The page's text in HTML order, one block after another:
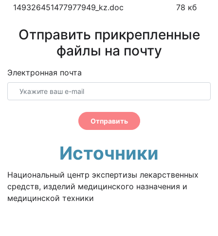
149326451477977949_kz.doc 78 кб
Отправить прикрепленные
файлы на почту
Электронная почта
Отправить
Источники
Национальный центр экспертизы лекарственных
средств, изделий медицинского назначения и
медицинской техники